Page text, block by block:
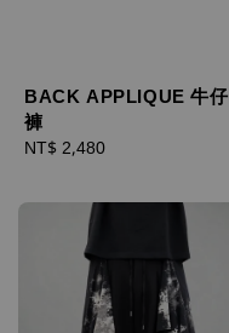
BACK APPLIQUE 牛仔
褲
Regular
NT$ 2,480